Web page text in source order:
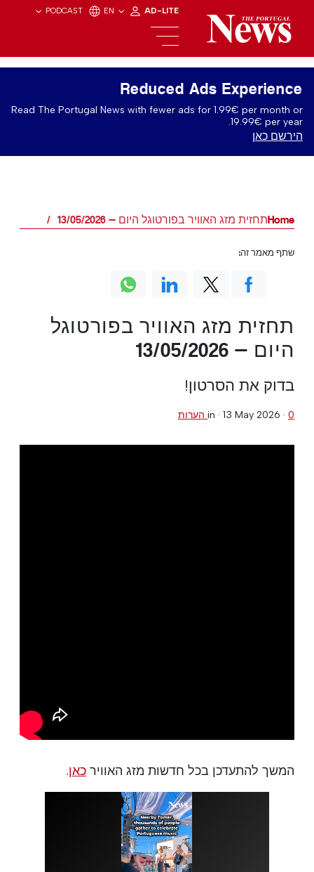
PODCAST EN AD-LITE
Reduced Ads Experience
Read The Portugal News with fewer ads for 1.99€ per month or
19.99€ per year.
הירשם כאן
Homeתחזית מזג האוויר בפורטוגל היום — 13/05/2026
תחזית מזג האוויר בפורטוגל
היום — 13/05/2026
בדוק את הסרטון!
in · 13 May 2026 · 0 הערות
המשך להתעדכן בכל חדשות מזג האוויר כאן.
שתף מאמר זה: